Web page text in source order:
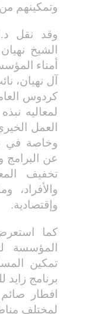
وتمكينهم من
وقد نقل
الشيخ
أمناء
آل نهيان،
كردوس
لمعاليه
العمل
وخاصة في
عن البرامج
تخفيف
وإقتصادية.
كما
المؤسسة
تمكين
برنامج
افطار
لمختلف